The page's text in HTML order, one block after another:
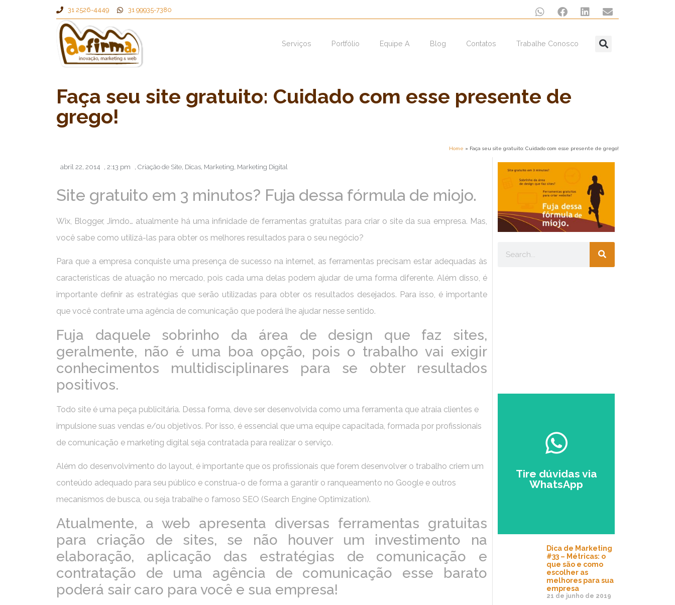
31 2526-4449 31 99935-7380
Serviços Portfólio Equipe A Blog Contatos Trabalhe Conosco
Faça seu site gratuito: Cuidado com esse presente de
grego!
Home » Faça seu site gratuito: Cuidado com esse presente de grego!
abril 22, 2014 , 2:13 pm , Criação de Site, Dicas, Marketing, Marketing Digital
Site gratuito em 3 minutos? Fuja dessa fórmula de miojo.
Wix, Blogger, Jimdo… atualmente há uma infinidade de ferramentas gratuitas para criar o site da sua empresa. Mas,
você sabe como utilizá-las para obter os melhores resultados para o seu negócio?
Para que a empresa conquiste uma presença de sucesso na internet, as ferramentas precisam estar adequadas às
características de atuação no mercado, pois cada uma delas podem ajudar de uma forma diferente. Além disso, é
importante definir as estratégias que serão utilizadas para obter os resultados desejados. Para isso, é importante
que você contrate uma agência de comunicação que poderá lhe ajudar nesse sentido.
Fuja daquele sobrinho da área de design que faz sites,
geralmente, não é uma boa opção, pois o trabalho vai exigir
conhecimentos multidisciplinares para se obter resultados
positivos.
Todo site é uma peça publicitária. Dessa forma, deve ser desenvolvida como uma ferramenta que atraia clientes e
impulsione suas vendas e/ou objetivos. Por isso, é essencial que uma equipe capacitada, formada por profissionais
de comunicação e marketing digital seja contratada para realizar o serviço.
Além do desenvolvimento do layout, é importante que os profissionais que forem desenvolver o trabalho criem um
conteúdo adequado para seu público e construa-o de forma a garantir o ranqueamento no Google e outros
mecanismos de busca, ou seja trabalhe o famoso SEO (Search Engine Optimization).
Atualmente, a web apresenta diversas ferramentas gratuitas
para criação de sites, se não houver um investimento na
elaboração, aplicação das estratégias de comunicação e
contratação de uma agência de comunicação esse barato
poderá sair caro para você e sua empresa!
Tire dúvidas via
WhatsApp
ESTUDANTE
Dica de Marketing
#33 – Métricas: o
que são e como
escolher as
melhores para sua
empresa
21 de junho de 2019